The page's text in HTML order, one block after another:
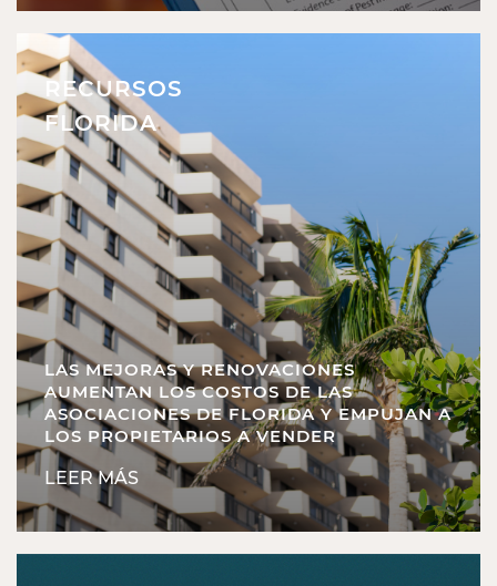
RECURSOS
FLORIDA
LAS MEJORAS Y RENOVACIONES
AUMENTAN LOS COSTOS DE LAS
ASOCIACIONES DE FLORIDA Y EMPUJAN A
LOS PROPIETARIOS A VENDER
LEER MÁS